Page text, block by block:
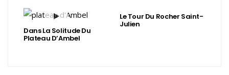
Dans La Solitude Du
Plateau D’Ambel
Le Tour Du Rocher Saint-
Julien